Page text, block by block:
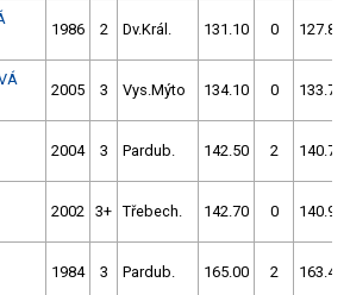
1986 2 Dv.Král. 131.10 0 127.80
2005 3 Vys.Mýto 134.10 0 133.70
2004 3 Pardub. 142.50 2 140.70
2002 3+ Třebech. 142.70 0 140.90
1984 3 Pardub. 165.00 2 163.40